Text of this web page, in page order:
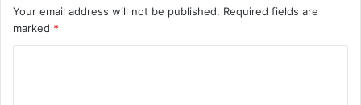
Your email address will not be published. Required fields are
marked *